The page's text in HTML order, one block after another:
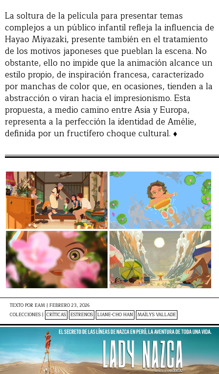
La soltura de la película para presentar temas
complejos a un público infantil refleja la influencia de
Hayao Miyazaki, presente también en el tratamiento
de los motivos japoneses que pueblan la escena. No
obstante, ello no impide que la animación alcance un
estilo propio, de inspiración francesa, caracterizado
por manchas de color que, en ocasiones, tienden a la
abstracción o viran hacia el impresionismo. Esta
propuesta, a medio camino entre Asia y Europa,
representa a la perfección la identidad de Amélie,
definida por un fructífero choque cultural. ♦
TEXTO POR EAM | FEBRERO 23, 2026
COLECCIONES | CRÍTICAS ESTRENOS LIANE-CHO HAN MAÏLYS VALLADE